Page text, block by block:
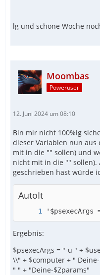
lg und schöne Woche
Moombas
Poweruser
12. Juni 2024 um 08:10
Bin mir nicht 100%ig
dieser Variablen nun
mit in die "" sollen) und
nicht mit in die "" sollen).
geschrieben hast würde
AutoIt
Ergebnis:
$psexecArgs = "-u " +
\\" + $computer + "
" " + "Deine-$Zparams"